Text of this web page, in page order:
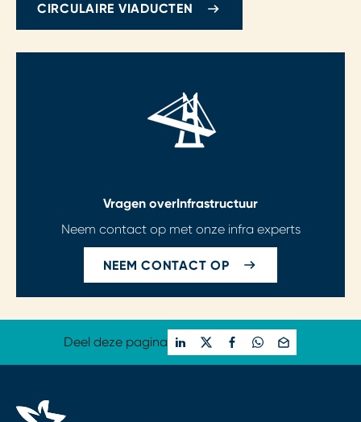
CIRCULAIRE VIADUCTEN
Vragen overInfrastructuur
Neem contact op met onze infra experts
NEEM CONTACT OP
Deel deze pagina